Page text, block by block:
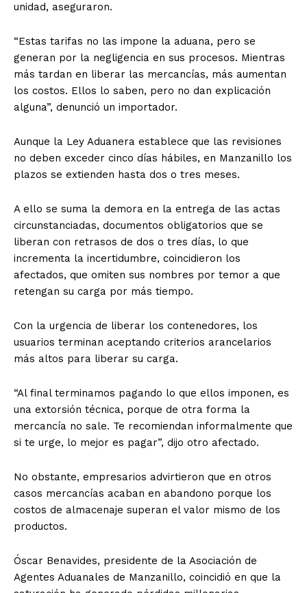
unidad, aseguraron.
“Estas tarifas no las impone la aduana, pero se
generan por la negligencia en sus procesos. Mientras
más tardan en liberar las mercancías, más aumentan
los costos. Ellos lo saben, pero no dan explicación
alguna”, denunció un importador.
Aunque la Ley Aduanera establece que las revisiones
no deben exceder cinco días hábiles, en Manzanillo los
plazos se extienden hasta dos o tres meses.
A ello se suma la demora en la entrega de las actas
circunstanciadas, documentos obligatorios que se
liberan con retrasos de dos o tres días, lo que
incrementa la incertidumbre, coincidieron los
afectados, que omiten sus nombres por temor a que
retengan su carga por más tiempo.
Con la urgencia de liberar los contenedores, los
usuarios terminan aceptando criterios arancelarios
más altos para liberar su carga.
“Al final terminamos pagando lo que ellos imponen, es
una extorsión técnica, porque de otra forma la
mercancía no sale. Te recomiendan informalmente que
si te urge, lo mejor es pagar”, dijo otro afectado.
No obstante, empresarios advirtieron que en otros
casos mercancías acaban en abandono porque los
costos de almacenaje superan el valor mismo de los
productos.
Óscar Benavides, presidente de la Asociación de
Agentes Aduanales de Manzanillo, coincidió en que la